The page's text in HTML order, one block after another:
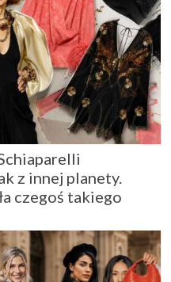
z innej planety.
czegoś takiego